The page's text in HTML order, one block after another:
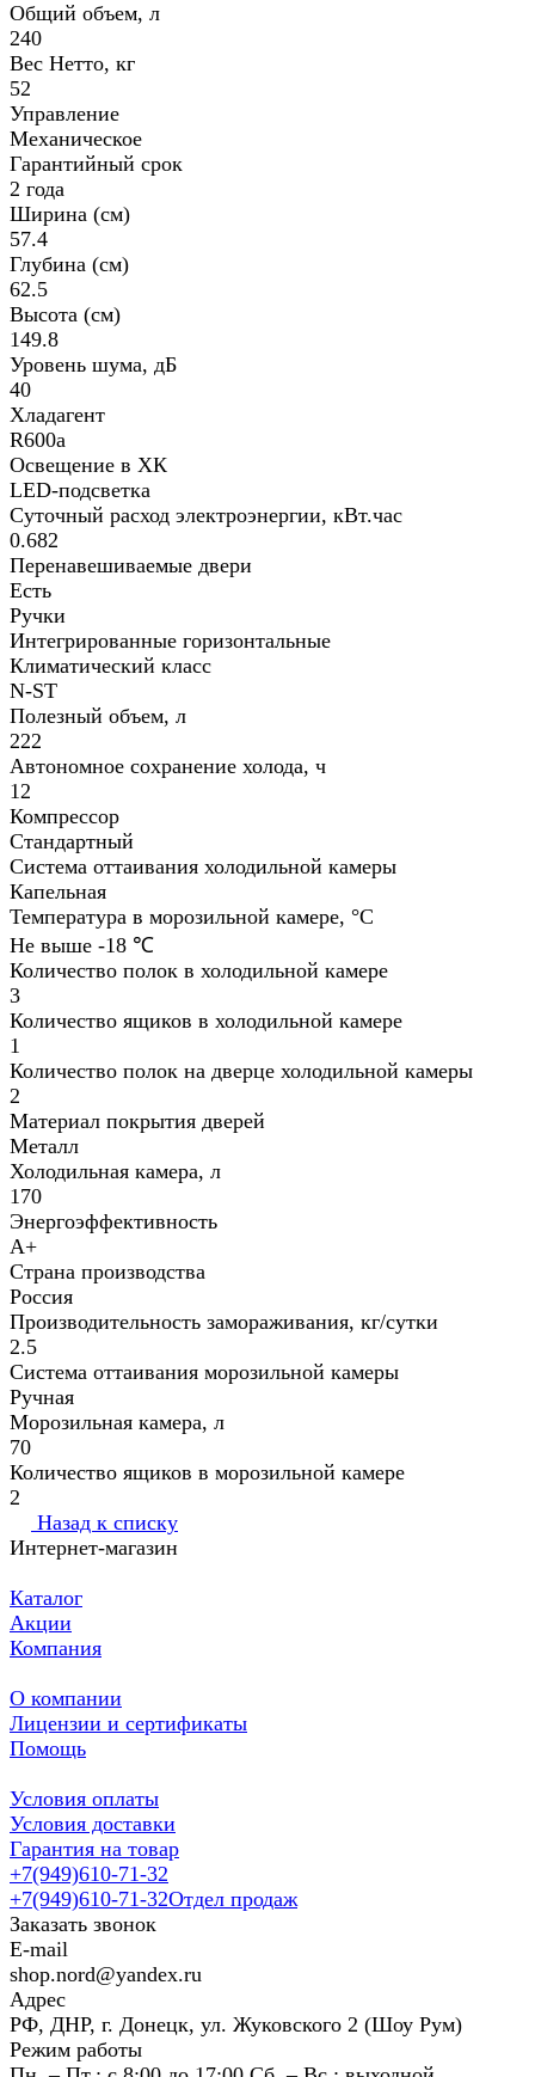
Общий объем, л
240
Вес Нетто, кг
52
Управление
Механическое
Гарантийный срок
2 года
Ширина (см)
57.4
Глубина (см)
62.5
Высота (см)
149.8
Уровень шума, дБ
40
Хладагент
R600a
Освещение в ХК
LED-подсветка
Суточный расход электроэнергии, кВт.час
0.682
Перенавешиваемые двери
Есть
Ручки
Интегрированные горизонтальные
Климатический класс
N-ST
Полезный объем, л
222
Автономное сохранение холода, ч
12
Компрессор
Стандартный
Система оттаивания холодильной камеры
Капельная
Температура в морозильной камере, °С
Не выше -18 ℃
Количество полок в холодильной камере
3
Количество ящиков в холодильной камере
1
Количество полок на дверце холодильной камеры
2
Материал покрытия дверей
Металл
Холодильная камера, л
170
Энергоэффективность
A+
Страна производства
Россия
Производительность замораживания, кг/⁠сутки
2.5
Система оттаивания морозильной камеры
Ручная
Морозильная камера, л
70
Количество ящиков в морозильной камере
2
Назад к списку
Интернет-магазин
Каталог
Акции
Компания
О компании
Лицензии и сертификаты
Помощь
Условия оплаты
Условия доставки
Гарантия на товар
+7(949)610-71-32
+7(949)610-71-32Отдел продаж
Заказать звонок
E-mail
shop.nord@yandex.ru
Адрес
РФ, ДНР, г. Донецк, ул. Жуковского 2 (Шоу Рум)
Режим работы